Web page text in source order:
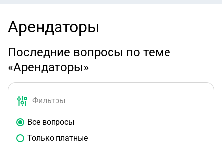
Арендаторы
Последние вопросы по теме
«Арендаторы»
Фильтры
Все вопросы
Только платные